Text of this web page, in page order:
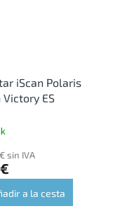
iScan Polaris
Victory ES
sin IVA
a la cesta